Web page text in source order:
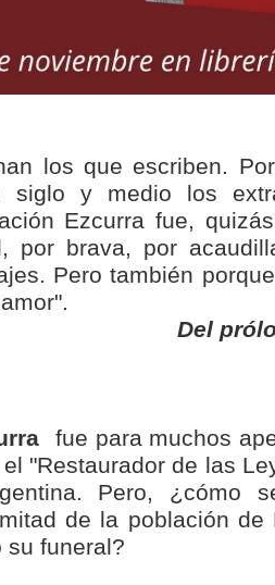
los que escriben.
siglo y medio los
Ezcurra fue,
por brava, por
Pero también
Del
fue para muchos
"Restaurador de las
Pero, ¿cómo
de la población de
su funeral?